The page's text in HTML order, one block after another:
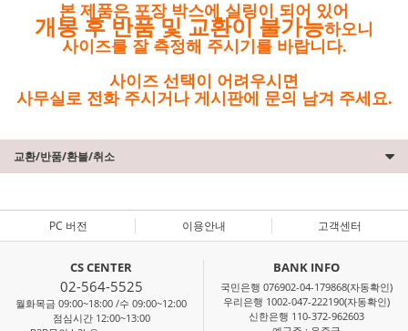
본 제품은 포장 박스에 실링이 되어 있어
개봉 후 반품 및 교환이 불가능하오니
사이즈를 잘 측정해 주시기를 바랍니다.
사이즈 선택이 어려우시면
사무실로 전화 주시거나 게시판에 문의 남겨 주세요.
교환/반품/환불/취소
PC 버전 이용안내 고객센터
CS CENTER
02-564-5525
월화목금 09:00~18:00 /수 09:00~12:00
점심시간 12:00~13:00
BANK INFO
국민은행 076902-04-179868(자동확인)
우리은행 1002-047-222190(자동확인)
신한은행 110-372-962603